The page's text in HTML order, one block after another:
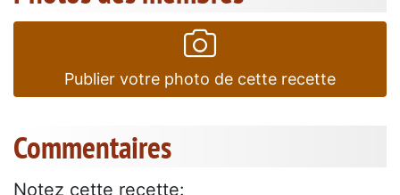
Publier votre photo de cette recette
Commentaires
Notez cette recette: